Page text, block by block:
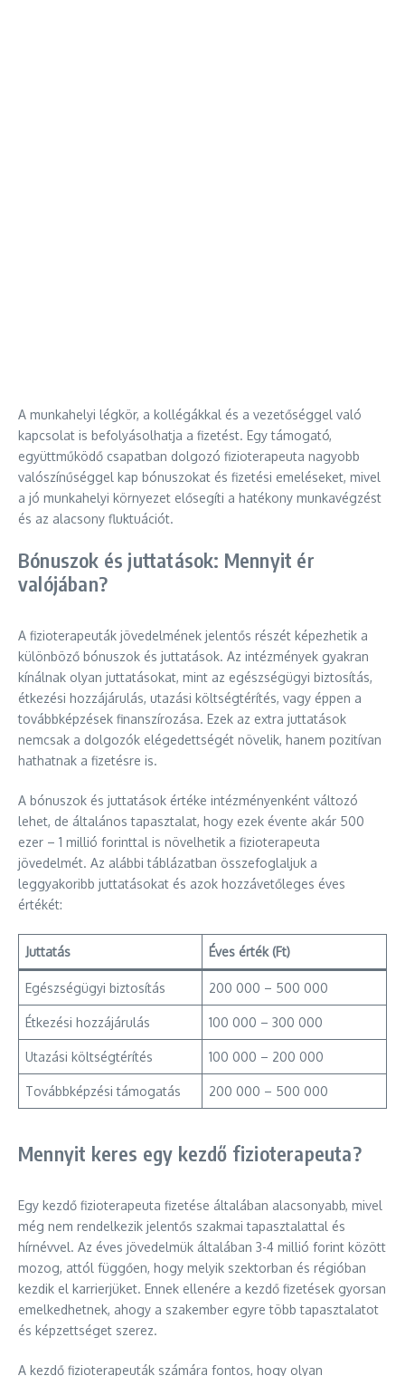
A munkahelyi légkör, a kollégákkal és a vezetőséggel való
kapcsolat is befolyásolhatja a fizetést. Egy támogató,
együttműködő csapatban dolgozó fizioterapeuta nagyobb
valószínűséggel kap bónuszokat és fizetési emeléseket, mivel
a jó munkahelyi környezet elősegíti a hatékony munkavégzést
és az alacsony fluktuációt.
Bónuszok és juttatások: Mennyit ér
valójában?
A fizioterapeuták jövedelmének jelentős részét képezhetik a
különböző bónuszok és juttatások. Az intézmények gyakran
kínálnak olyan juttatásokat, mint az egészségügyi biztosítás,
étkezési hozzájárulás, utazási költségtérítés, vagy éppen a
továbbképzések finanszírozása. Ezek az extra juttatások
nemcsak a dolgozók elégedettségét növelik, hanem pozitívan
hathatnak a fizetésre is.
A bónuszok és juttatások értéke intézményenként változó
lehet, de általános tapasztalat, hogy ezek évente akár 500
ezer – 1 millió forinttal is növelhetik a fizioterapeuta
jövedelmét. Az alábbi táblázatban összefoglaljuk a
leggyakoribb juttatásokat és azok hozzávetőleges éves
értékét:
Juttatás Éves érték (Ft)
Egészségügyi biztosítás 200 000 – 500 000
Étkezési hozzájárulás 100 000 – 300 000
Utazási költségtérítés 100 000 – 200 000
Továbbképzési támogatás 200 000 – 500 000
Mennyit keres egy kezdő fizioterapeuta?
Egy kezdő fizioterapeuta fizetése általában alacsonyabb, mivel
még nem rendelkezik jelentős szakmai tapasztalattal és
hírnévvel. Az éves jövedelmük általában 3-4 millió forint között
mozog, attól függően, hogy melyik szektorban és régióban
kezdik el karrierjüket. Ennek ellenére a kezdő fizetések gyorsan
emelkedhetnek, ahogy a szakember egyre több tapasztalatot
és képzettséget szerez.
A kezdő fizioterapeuták számára fontos, hogy olyan